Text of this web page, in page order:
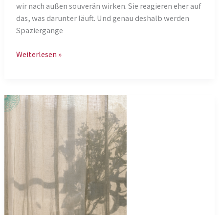
wir nach außen souverän wirken. Sie reagieren eher auf
das, was darunter läuft. Und genau deshalb werden
Spaziergänge
Was
früher
Weiterlesen »